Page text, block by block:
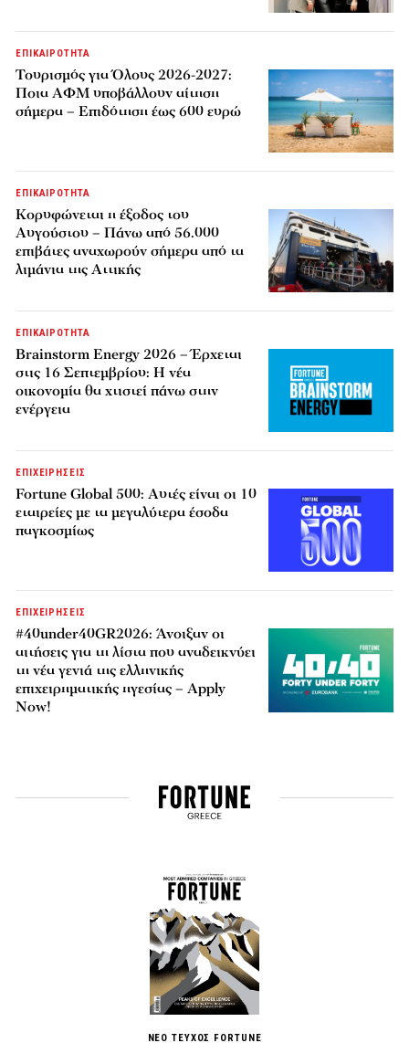
ΕΠΙΚΑΙΡΟΤΗΤΑ
Τουρισμός για Όλους 2026-2027:
Ποια ΑΦΜ υποβάλλουν αίτηση
σήμερα – Επιδότηση έως 600 ευρώ
ΕΠΙΚΑΙΡΟΤΗΤΑ
Κορυφώνεται η έξοδος του
Αυγούστου – Πάνω από 56.000
επιβάτες αναχωρούν σήμερα από τα
λιμάνια της Αττικής
ΕΠΙΚΑΙΡΟΤΗΤΑ
Brainstorm Energy 2026 – Έρχεται
στις 16 Σεπτεμβρίου: Η νέα
οικονομία θα χτιστεί πάνω στην
ενέργεια
ΕΠΙΧΕΙΡΗΣΕΙΣ
Fortune Global 500: Αυτές είναι οι 10
εταιρείες με τα μεγαλύτερα έσοδα
παγκοσμίως
ΕΠΙΧΕΙΡΗΣΕΙΣ
#40under40GR2026: Άνοιξαν οι
αιτήσεις για τη λίστα που αναδεικνύει
τη νέα γενιά της ελληνικής
επιχειρηματικής ηγεσίας – Apply
Now!
ΝΕΟ ΤΕΥΧΟΣ FORTUNE